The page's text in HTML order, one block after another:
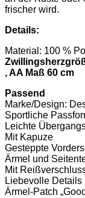
frischer wird.
Details:
Material: 100 %
, AA Maß 60 cm
Passend
Marke/Design:
Sportliche
Leichte
Mit Kapuze
Gesteppte
Ärmel und
Mit
Liebevolle Details
Ärmel-Patch